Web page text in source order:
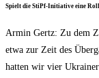
Spielt die StiPf-Initia­ti­ve eine
Armin Gertz: Zu dem
etwa zur Zeit des
hat­ten wir vier